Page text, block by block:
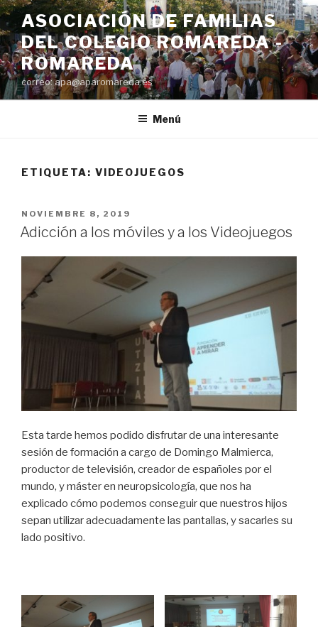
Saltar
al
contenido
ASOCIACIÓN DE FAMILIAS
DEL COLEGIO ROMAREDA -
ROMAREDA
correo: apa@aparomareda.es
Menú
ETIQUETA: VIDEOJUEGOS
PUBLICADO
EL
NOVIEMBRE 8, 2019
Adicción a los móviles y a los Videojuegos
Esta tarde hemos podido disfrutar de una interesante
sesión de formación a cargo de Domingo Malmierca,
productor de televisión, creador de españoles por el
mundo, y máster en neuropsicología, que nos ha
explicado cómo podemos conseguir que nuestros hijos
sepan utilizar adecuadamente las pantallas, y sacarles su
lado positivo.